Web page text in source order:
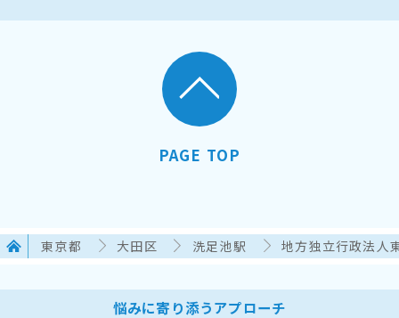
PAGE TOP
東京都 大田区 洗足池駅 地方独立行政法人
悩みに寄り添うアプローチ